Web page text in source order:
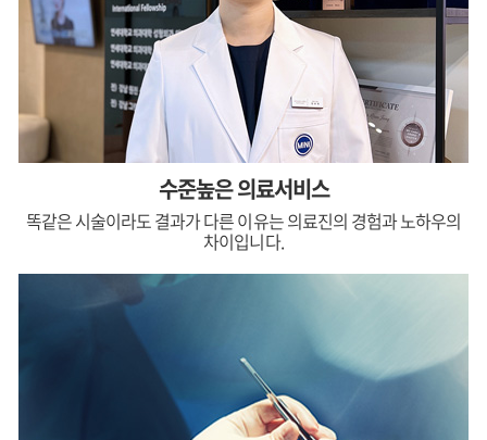
수준높은 의료서비스
똑같은 시술이라도 결과가 다른 이유는 의료진의 경험과 노하우의
차이입니다.